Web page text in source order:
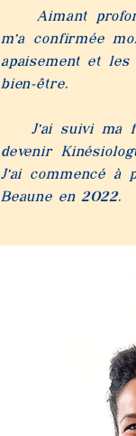
Aimant
m’a confirmée
apaisement et
bien-être.
J’ai suivi ma
devenir
J’ai commencé
Beaune en 2022.